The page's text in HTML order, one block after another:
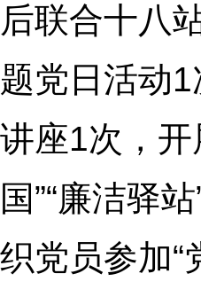
后联合十八
题党日活动
讲座1次，
国”“廉洁驿
织党员参加“